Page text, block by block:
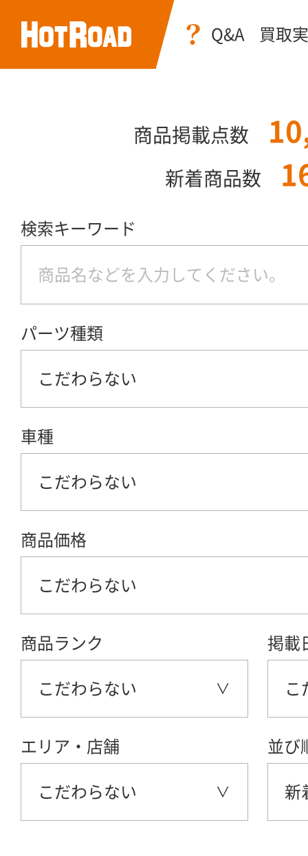
Q&A 買取
商品掲載点数
新着商品数
検索キーワード
パーツ種類
こだわらない
車種
こだわらない
商品価格
こだわらない
商品ランク
こだわらない
掲載
こ
エリア・店舗
こだわらない
並び
新